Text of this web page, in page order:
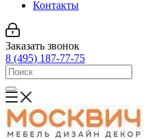
Контакты
Заказать звонок
8 (495) 187-77-75